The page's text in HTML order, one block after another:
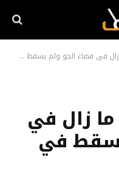
في فضاء الجو ولم يسقط في الهند
زال في
في